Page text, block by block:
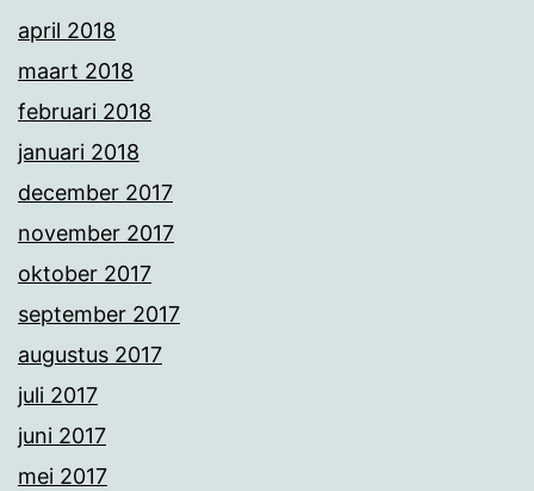
april 2018
maart 2018
februari 2018
januari 2018
december 2017
november 2017
oktober 2017
september 2017
augustus 2017
juli 2017
juni 2017
mei 2017